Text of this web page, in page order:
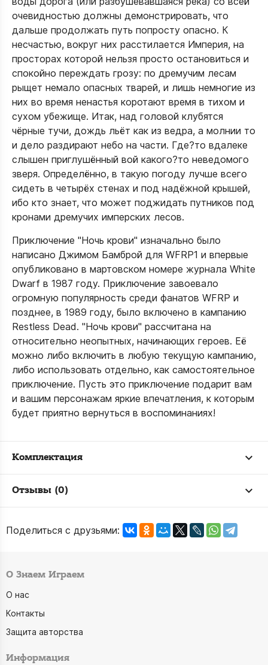
очевидностью должны демонстрировать, что
дальше продолжать путь попросту опасно. К
несчастью, вокруг них расстилается Империя, на
просторах которой нельзя просто остановиться и
спокойно переждать грозу: по дремучим лесам
рыщет немало опасных тварей, и лишь немногие из
них во время ненастья коротают время в тихом и
сухом убежище. Итак, над головой клубятся
чёрные тучи, дождь льёт как из ведра, а молнии то
и дело раздирают небо на части. Где?то вдалеке
слышен приглушённый вой какого?то неведомого
зверя. Определённо, в такую погоду лучше всего
сидеть в четырёх стенах и под надёжной крышей,
ибо кто знает, что может поджидать путников под
кронами дремучих имперских лесов.
Приключение "Ночь крови" изначально было
написано Джимом Бамброй для WFRP1 и впервые
опубликовано в мартовском номере журнала White
Dwarf в 1987 году. Приключение завоевало
огромную популярность среди фанатов WFRP и
позднее, в 1989 году, было включено в кампанию
Restless Dead. "Ночь крови" рассчитана на
относительно неопытных, начинающих героев. Её
можно либо включить в любую текущую кампанию,
либо использовать отдельно, как самостоятельное
приключение. Пусть это приключение подарит вам
и вашим персонажам яркие впечатления, к которым
будет приятно вернуться в воспоминаниях!
Комплектация
Отзывы (0)
Поделиться с друзьями:
О Знаем Играем
О нас
Контакты
Защита авторства
Информация